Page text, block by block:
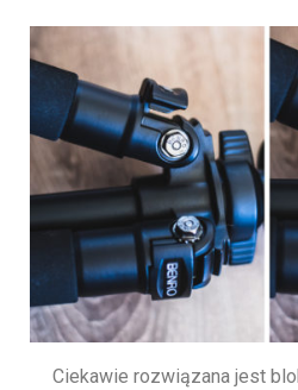
Ciekawie rozwiązana jest